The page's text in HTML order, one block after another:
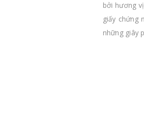
bởi hương
giấy chứng
những giây